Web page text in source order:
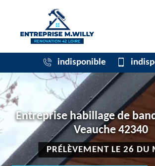
indisponible
Entreprise habillage de
Veauche 42340
PRÉLÈVEMENT LE 26 DU